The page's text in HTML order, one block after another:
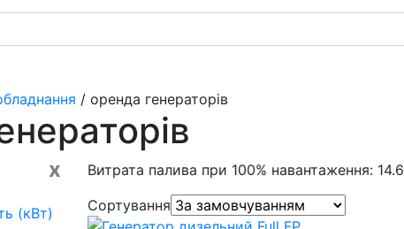
/ оренда генераторів
x
(кВт)
Витрата палива при 100% навантаження: 14.6
Сортування